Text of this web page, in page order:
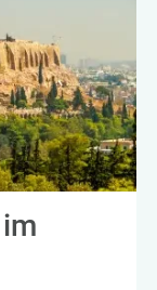
passenden
zu